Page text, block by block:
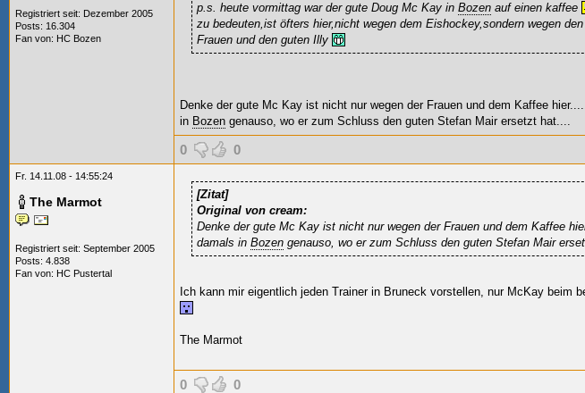
Registriert seit: Dezember 2005
Posts: 16.304
Fan von: HC Bozen
p.s. heute vormittag war der gute Doug Mc Kay in Bozen auf einen kaffee
zu bedeuten,ist öfters hier,nicht wegen dem Eishockey,sondern wegen
Frauen und den guten Illy
Denke der gute Mc Kay ist nicht nur wegen der Frauen und dem Kaffee
in Bozen genauso, wo er zum Schluss den guten Stefan Mair ersetzt hat....
0 0
Fr. 14.11.08 - 14:55:24
The Marmot
Registriert seit: September 2005
Posts: 4.838
Fan von: HC Pustertal
[Zitat]
Original von cream:
Denke der gute Mc Kay ist nicht nur wegen der Frauen und dem Kaffee
damals in Bozen genauso, wo er zum Schluss den guten Stefan Mair
Ich kann mir eigentlich jeden Trainer in Bruneck vorstellen, nur McKay beim
The Marmot
0 0